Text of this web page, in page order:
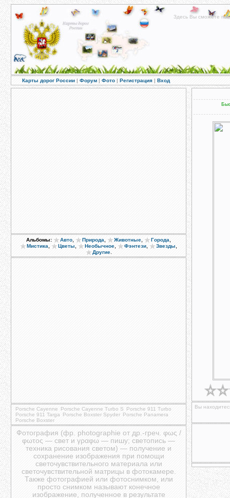
Здесь Вы сможете
Карты дорог России | Форум | Фото | Регистрация | Вход
Альбомы: Авто Природа Животные Города
Мистика Цветы Необычное Фэнтези Звезды
Другие.
Porsche Cayenne Porsche Cayenne Turbo S
Porsche 911 Turbo
Porsche 911 Targa
Porsche Boxster Spyder Porsche Panamera
Porsche Boxster
Фотография (фр. photographie от др.-греч. φως /
φωτος — свет и γραφω — пишу; светопись —
техника рисования светом) — получение и
сохранение изображения при помощи
светочувствительного материала или
светочувствительной матрицы в фотокамере.
Также фотографией или фотоснимком, или
просто снимком называют конечное
изображение, полученное в результате
Вы